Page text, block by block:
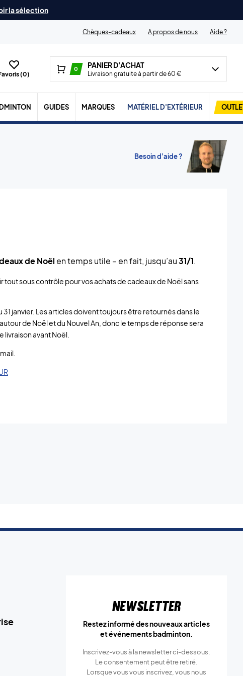
la sélection
Chèques-cadeaux
A propos de nous Aide ?
(0)
0 PANIER D'ACHAT
Livraison gratuite à partir de 60 €
GUIDES MARQUES MATÉRIEL D'EXTÉRIEUR
Besoin d'aide ?
de Noëlen temps utile – en fait, jusqu’au31/1.
sous contrôle pour vos achats de cadeaux de Noël sans
janvier. Les articles doivent toujours être retournés dans le
de Noël et du Nouvel An, donc le temps de réponse sera
livraison avant Noël.
Newsletter
Restez informé des nouveaux articles
et événements badminton.
Inscrivez-vous à la newsletter ci-dessous.
Le consentement peut être retiré.
Lorsque vous vous inscrivez, vous nous